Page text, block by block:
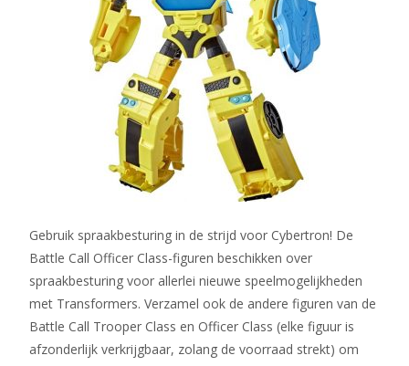
Gebruik spraakbesturing in de strijd voor Cybertron! De
Battle Call Officer Class-figuren beschikken over
spraakbesturing voor allerlei nieuwe speelmogelijkheden
met Transformers. Verzamel ook de andere figuren van de
Battle Call Trooper Class en Officer Class (elke figuur is
afzonderlijk verkrijgbaar, zolang de voorraad strekt) om